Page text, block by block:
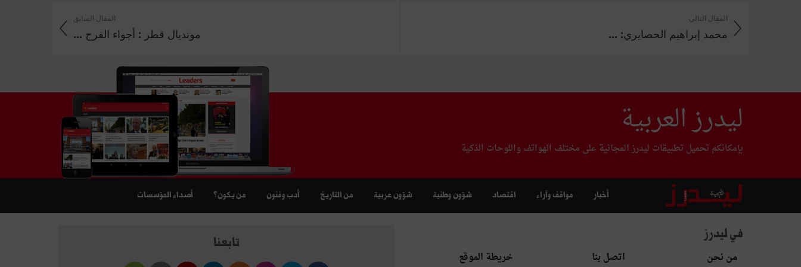
المقال السابق
مونديال قطر : أجواء الفرح ...
المقال التالي
محمد إبراهيم الحصايري: ...
ليدرز العربية
بإمكانكم تحميل تطبيقات ليدرز المجانية على مختلف الهواتف واللوحات الذكية
أخبار مواقف وآراء اقتصاد شؤون وطنية شؤون عربية من التاريخ أدب وفنون من يكون؟ أصداء المؤسسات
في ليدرز
من نحن اتصل بنا خريطة الموقع
تابعنا